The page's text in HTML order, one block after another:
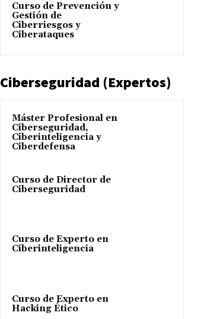
Curso de Prevención y
Gestión de
Ciberriesgos y
Ciberataques
Ciberseguridad (Expertos)
Máster Profesional en
Ciberseguridad,
Ciberinteligencia y
Ciberdefensa
Curso de Director de
Ciberseguridad
Curso de Experto en
Ciberinteligencia
Curso de Experto en
Hacking Ético